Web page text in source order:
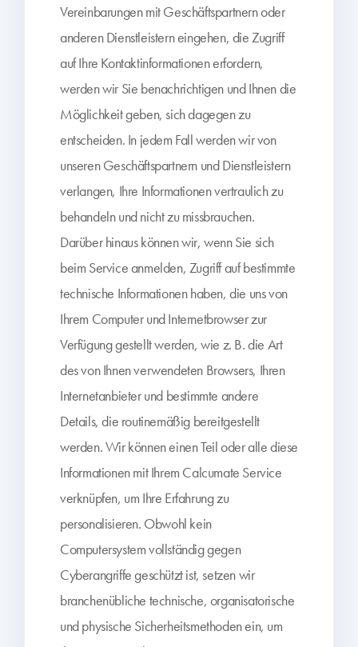
Vereinbarungen mit Geschäftspartnern oder
anderen Dienstleistern eingehen, die Zugriff
auf Ihre Kontaktinformationen erfordern,
werden wir Sie benachrichtigen und Ihnen die
Möglichkeit geben, sich dagegen zu
entscheiden. In jedem Fall werden wir von
unseren Geschäftspartnern und Dienstleistern
verlangen, Ihre Informationen vertraulich zu
behandeln und nicht zu missbrauchen.
Darüber hinaus können wir, wenn Sie sich
beim Service anmelden, Zugriff auf bestimmte
technische Informationen haben, die uns von
Ihrem Computer und Internetbrowser zur
Verfügung gestellt werden, wie z. B. die Art
des von Ihnen verwendeten Browsers, Ihren
Internetanbieter und bestimmte andere
Details, die routinemäßig bereitgestellt
werden. Wir können einen Teil oder alle diese
Informationen mit Ihrem Calcumate Service
verknüpfen, um Ihre Erfahrung zu
personalisieren. Obwohl kein
Computersystem vollständig gegen
Cyberangriffe geschützt ist, setzen wir
branchenübliche technische, organisatorische
und physische Sicherheitsmethoden ein, um